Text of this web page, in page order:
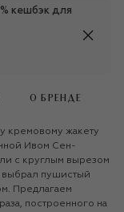
кешбэк для
О БРЕНДЕ
кремовому жакету
Ивом Сен-
с круглым вырезом
выбрал пушистый
Предлагаем
построенного на